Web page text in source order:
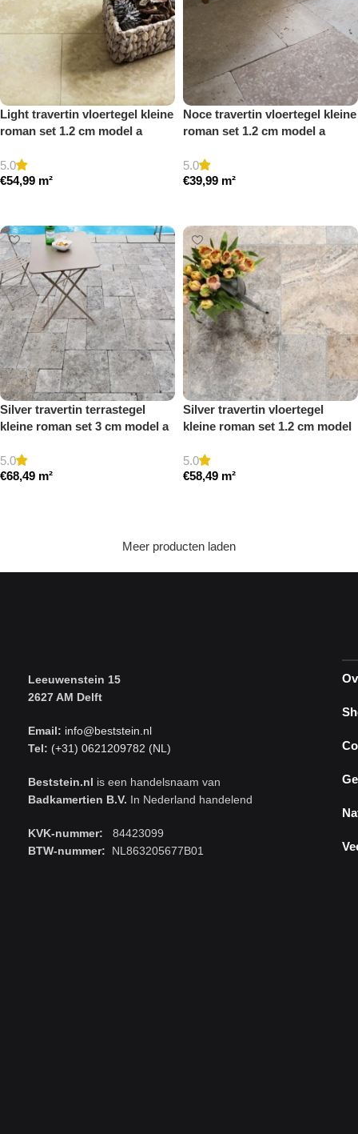
Light travertin vloertegel kleine
roman set 1.2 cm model a
5.0
€54,99 m²
Noce travertin vloertegel kleine
roman set 1.2 cm model a
5.0
€39,99 m²
Silver travertin terrastegel
kleine roman set 3 cm model a
5.0
€68,49 m²
Silver travertin vloertegel
kleine roman set 1.2 cm model
5.0
€58,49 m²
Meer producten laden
Leeuwenstein 15
2627 AM Delft
Email: info@beststein.nl
Tel: (+31) 0621209782 (NL)
Beststein.nl is een handelsnaam van
Badkamertien B.V. In Nederland handelend
KVK-nummer: 84423099
BTW-nummer: NL863205677B01